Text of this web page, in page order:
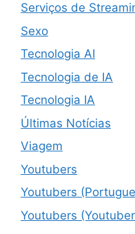
Serviços de
Sexo
Tecnologia AI
Tecnologia de IA
Tecnologia IA
Últimas Notícias
Viagem
Youtubers
Youtubers
Youtubers